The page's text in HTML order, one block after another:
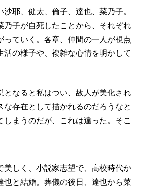
沙耶、健太、倫子、達也、菜乃子。
乃子が自死したことから、それぞれ
っていく。各章、仲間の一人が視点
活の様子や、複雑な心情を明かして
となると私はつい、故人が美化され
な存在として描かれるのだろうなと
しまうのだが、これは違った。そこ
美しく、小説家志望で、高校時代か
也と結婚。葬儀の後日、達也から菜